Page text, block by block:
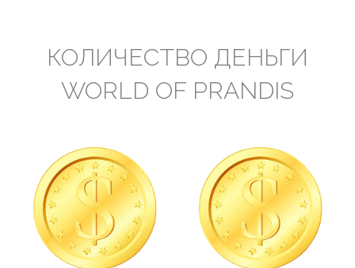
КОЛИЧЕСТВО ДЕНЬГИ
WORLD OF PRANDIS